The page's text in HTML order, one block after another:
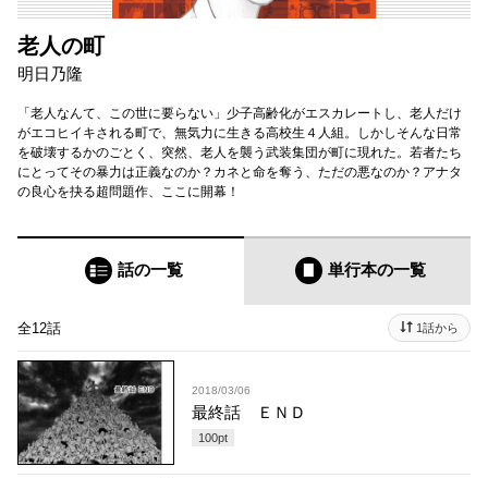
老人の町
明日乃隆
「老人なんて、この世に要らない」少子高齢化がエスカレートし、老人だけ
がエコヒイキされる町で、無気力に生きる高校生４人組。しかしそんな日常
を破壊するかのごとく、突然、老人を襲う武装集団が町に現れた。若者たち
にとってその暴力は正義なのか？カネと命を奪う、ただの悪なのか？アナタ
の良心を抉る超問題作、ここに開幕！
話の一覧 単行本の一覧
全12話 1話から
2018/03/06
最終話 ＥＮＤ
100pt